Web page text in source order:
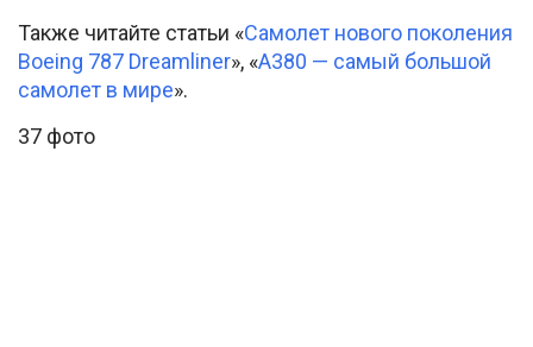
Также читайте статьи «Самолет нового поколения
Boeing 787 Dreamliner», «А380 — самый большой
самолет в мире».
37 фото